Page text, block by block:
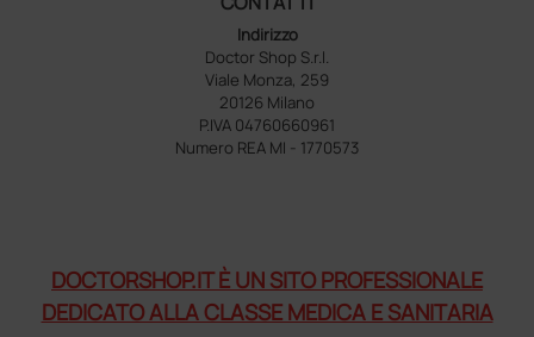
Indirizzo
Doctor Shop S.r.l.
Viale Monza, 259
20126 Milano
P.IVA 04760660961
Numero REA MI - 1770573
DOCTORSHOP.IT È UN SITO PROFESSIONALE
DEDICATO ALLA CLASSE MEDICA E SANITARIA